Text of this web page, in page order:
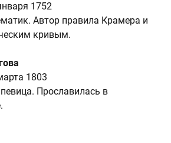
1752
Автор правила Крамера и
кривым.
1803
Прославилась в